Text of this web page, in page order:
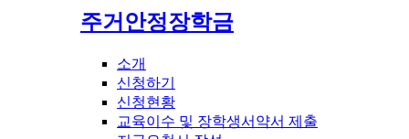
주거안정장학금
소개
신청하기
신청현황
교육이수 및 장학생서약서 제출